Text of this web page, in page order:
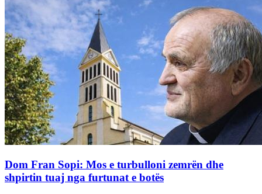
Dom Fran Sopi: Mos e turbulloni zemrën dhe
shpirtin tuaj nga furtunat e botës